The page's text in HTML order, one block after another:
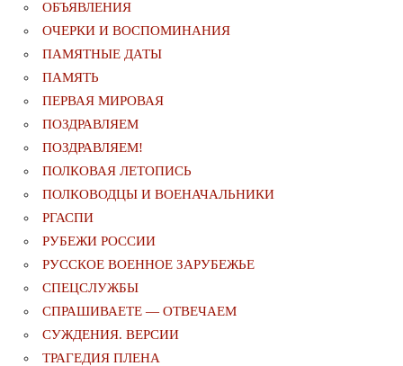
ОБЪЯВЛЕНИЯ
ОЧЕРКИ И ВОСПОМИНАНИЯ
ПАМЯТНЫЕ ДАТЫ
ПАМЯТЬ
ПЕРВАЯ МИРОВАЯ
ПОЗДРАВЛЯЕМ
ПОЗДРАВЛЯЕМ!
ПОЛКОВАЯ ЛЕТОПИСЬ
ПОЛКОВОДЦЫ И ВОЕНАЧАЛЬНИКИ
РГАСПИ
РУБЕЖИ РОССИИ
РУССКОЕ ВОЕННОЕ ЗАРУБЕЖЬЕ
СПЕЦСЛУЖБЫ
СПРАШИВАЕТЕ — ОТВЕЧАЕМ
СУЖДЕНИЯ. ВЕРСИИ
ТРАГЕДИЯ ПЛЕНА